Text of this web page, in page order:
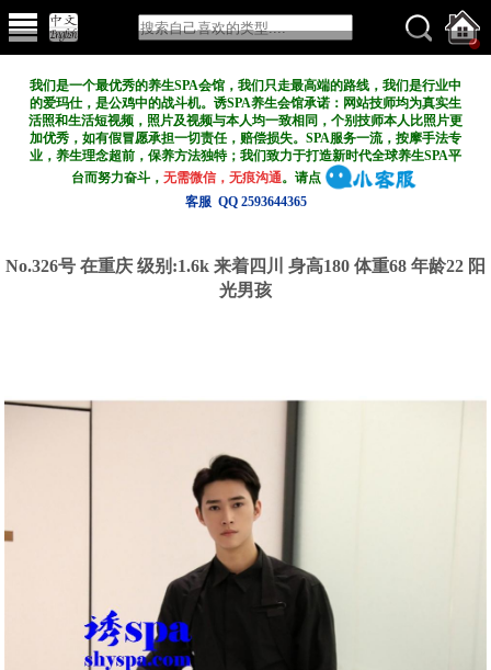
我们是一个最优秀的养生SPA会馆，我们只走最高端的路线，我们是行业中
的爱玛仕，是公鸡中的战斗机。诱SPA养生会馆承诺：网站技师均为真实生
活照和生活短视频，照片及视频与本人均一致相同，个别技师本人比照片更
加优秀，如有假冒愿承担一切责任，赔偿损失。SPA服务一流，按摩手法专
业，养生理念超前，保养方法独特；我们致力于打造新时代全球养生SPA平
台而努力奋斗，无需微信，无痕沟通。请点
客服 QQ 2593644365
No.326号 在重庆 级别:1.6k 来着四川 身高180 体重68 年龄22 阳
光男孩